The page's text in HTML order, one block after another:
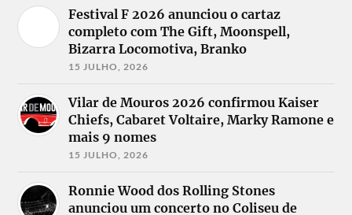
Festival F 2026 anunciou o cartaz
completo com The Gift, Moonspell,
Bizarra Locomotiva, Branko
15 JULHO, 2026
Vilar de Mouros 2026 confirmou Kaiser
Chiefs, Cabaret Voltaire, Marky Ramone e
mais 9 nomes
15 JULHO, 2026
Ronnie Wood dos Rolling Stones
anunciou um concerto no Coliseu de